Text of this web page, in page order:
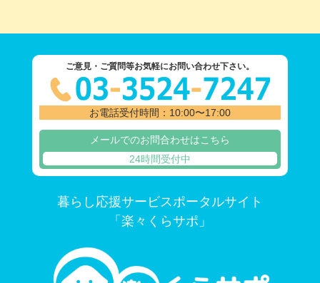
ご意見・ご質問等お気軽にお問い合わせ下さい。
お電話受付時間：10:00〜17:00
メールでのお問合わせはこちら
24時間受付中
暮らし応援サービスポータルサイト
「楽々くらサポ」